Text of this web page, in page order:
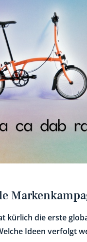
kürlich die erste
Ideen verfolgt